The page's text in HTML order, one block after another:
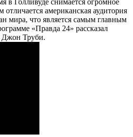
отличается американская аудитория
мира, что является самым главным
«Правда 24» рассказал
Джон Труби.